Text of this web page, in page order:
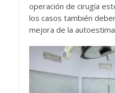
operación de cirugía
los casos también
mejora de la